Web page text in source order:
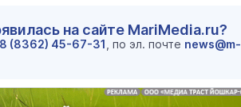
На ощупь. Путеводитель по
лабиринту
на сайте MariMedia.ru?
8 (8362) 45-67-31 , по эл. почте news@m-